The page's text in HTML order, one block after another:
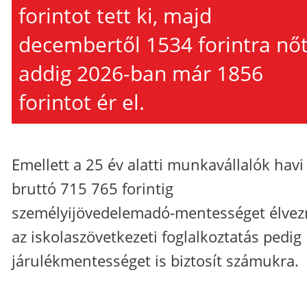
forintot tett ki, majd
decembertől 1534 forintra
addig 2026-ban már 1856
forintot ér el.
Emellett a 25 év alatti munkavállalók havi
bruttó 715 765 forintig
személyijövedelemadó-mentességet
az iskolaszövetkezeti foglalkoztatás pedig
járulékmentességet is biztosít számukra.